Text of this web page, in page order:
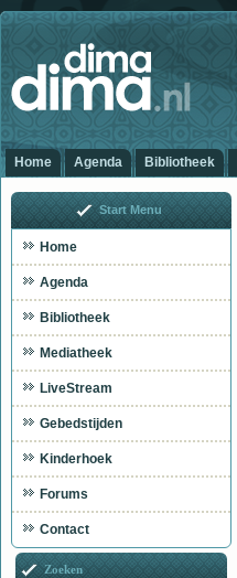
Home Agenda Bibliotheek
Start Menu
Home
Agenda
Bibliotheek
Mediatheek
LiveStream
Gebedstijden
Kinderhoek
Forums
Contact
Zoeken